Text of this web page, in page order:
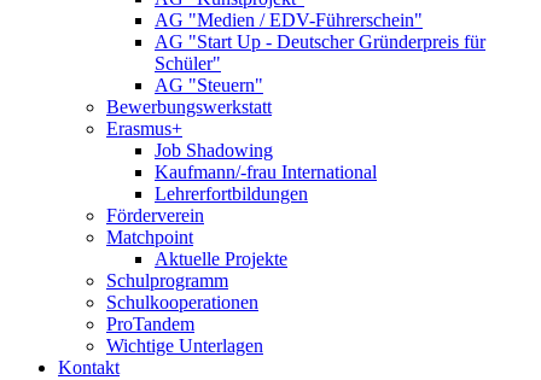
AG "Medien / EDV-Führerschein"
AG "Start Up - Deutscher Gründerpreis für
Schüler"
AG "Steuern"
Bewerbungswerkstatt
Erasmus+
Job Shadowing
Kaufmann/-frau International
Lehrerfortbildungen
Förderverein
Matchpoint
Aktuelle Projekte
Schulprogramm
Schulkooperationen
ProTandem
Wichtige Unterlagen
Kontakt